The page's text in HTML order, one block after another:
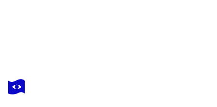
OLIVIER
MESSAS